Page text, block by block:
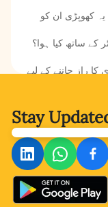
کھوپڑی ان کو
ساتھ کیا ہوا؟
راز جاننے کے لیے
Stay